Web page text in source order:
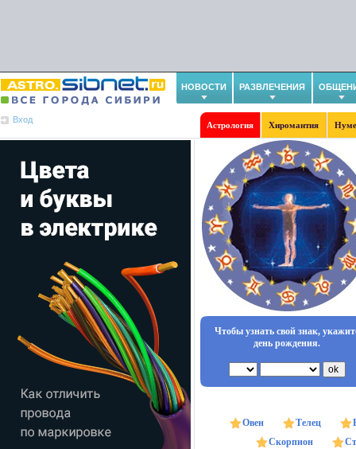
НОВОСТИ РАЗВЛЕЧЕНИЯ
Вход
Астрология Хиромантия
Чтобы узнать свой знак,
день рождения.
Овен Телец
Скорпион